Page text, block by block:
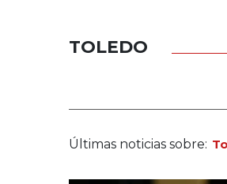
TOLEDO
Últimas noticias sobre: